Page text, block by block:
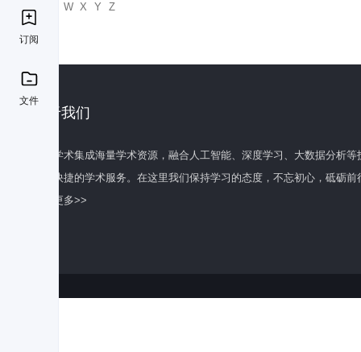
订阅
文件
W X Y Z
关于我们
百度学术集成海量学术资源，融合人工智能、深度学习、大数据分析
全面快捷的学术服务。在这里我们保持学习的态度，不忘初心，砥砺前
了解更多>>